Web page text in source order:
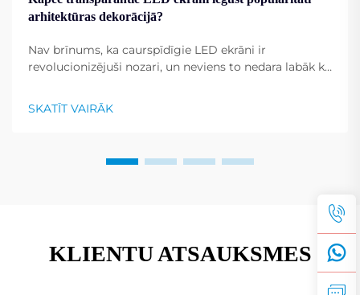
arhitektūras dekorācijā?
Nav brīnums, ka caurspīdīgie LED ekrāni ir
revolucionizējuši nozari, un neviens to nedara labāk kā
ekrāniem ir unikāla spēja pārvērst ēkas par
dinamiskiem displejiem. To universālība...
SKATĪT VAIRĀK
KLIENTU ATSAUKSMES